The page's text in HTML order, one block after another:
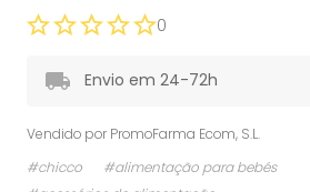
0
Envio em 24-72h
Vendido por PromoFarma Ecom, S.L.
#chicco
#alimentação para bebés